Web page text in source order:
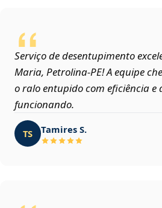
Serviço de desentupimento
Maria, Petrolina‑PE! A equipe
o ralo entupido com eficiência e
funcionando.
TS Tamires S.